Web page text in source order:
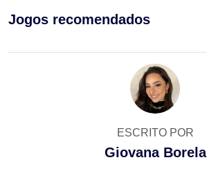
Jogos recomendados
ESCRITO POR
Giovana Borela